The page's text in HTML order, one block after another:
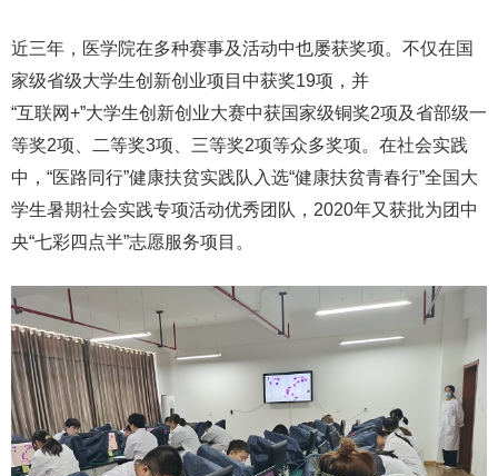
近三年，医学院在多种赛事及活动中也屡获奖项。不仅在国
家级省级大学生创新创业项目中获奖19项，并
“互联网+”大学生创新创业大赛中获国家级铜奖2项及省部级一
等奖2项、二等奖3项、三等奖2项等众多奖项。在社会实践
中，“医路同行”健康扶贫实践队入选“健康扶贫青春行”全国大
学生暑期社会实践专项活动优秀团队，2020年又获批为团中
央“七彩四点半”志愿服务项目。